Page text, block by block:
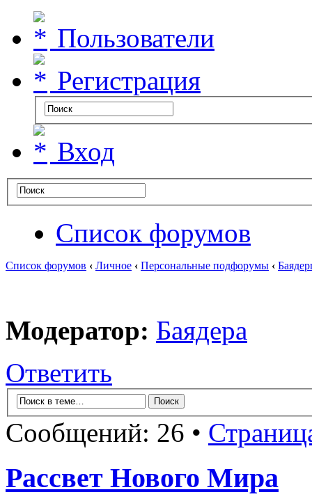
Пользователи
Регистрация
Вход
Список форумов
Список форумов ‹ Личное ‹ Персональные подфорумы ‹
Модератор: Баядера
Ответить
Сообщений: 26 •
Рассвет Нового Мира